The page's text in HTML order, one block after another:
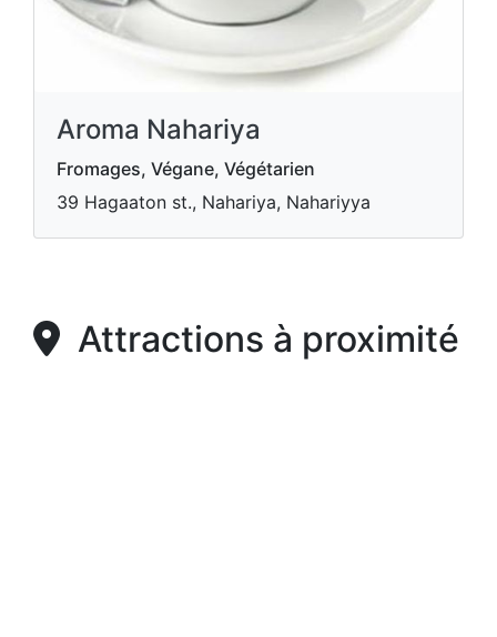
Aroma Nahariya
Fromages, Végane, Végétarien
39 Hagaaton st., Nahariya, Nahariyya
Attractions à proximité